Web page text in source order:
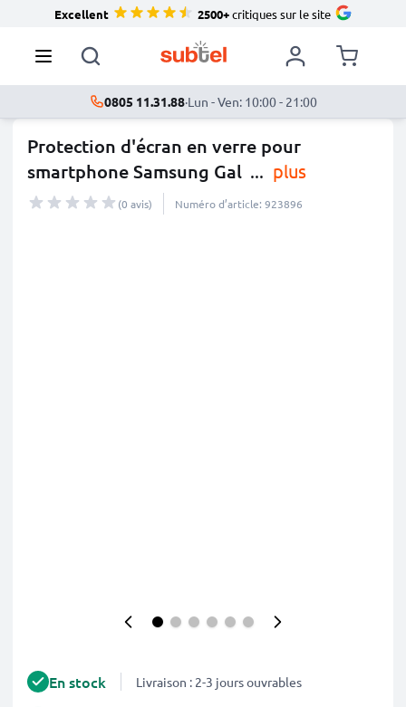
Excellent 2500+critiques sur le site
0805 11.31.88·Lun - Ven: 10:00 - 21:00
Protection d'écran en verre pour
smartphone Samsung Gal ... plus
(0 avis) Numéro d’article: 923896
En stock Livraison : 2-3 jours ouvrables